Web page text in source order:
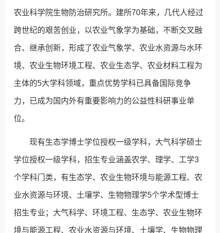
农业科学院生物防治研究所。建所70年来，几代人经过
跨世纪的艰苦创业，以农业气象学为基础，不断交叉融
合、继承创新，形成了农业气象学、农业水资源与水环
境、农业生物环境工程、农业生态学、农业材料工程为
主体的5大学科领域，重点优势学科已具备国际竞争
力，已成为国内外有重要影响力的公益性科研事业单
位。
现有生态学博士学位授权一级学科，大气科学硕士
学位授权一级学科，招生专业涵盖农学、理学、工学3
个学科门类，有生态学、农业生物环境与能源工程、农
业水资源与环境、土壤学、生物物理学5个学术型博士
招生专业；大气科学、环境工程、生态学、农业生物环
境与能源工程、农业水资源与环境、土壤学、生物物理